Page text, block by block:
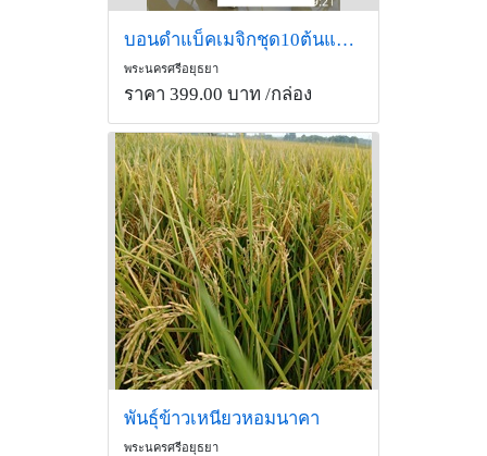
บอนดำแบ็คเมจิกชุด10ต้นแถมฟรี2ต้น
พระนครศรีอยุธยา
ราคา 399.00 บาท /กล่อง
พันธุ์ข้าวเหนียวหอมนาคา
พระนครศรีอยุธยา